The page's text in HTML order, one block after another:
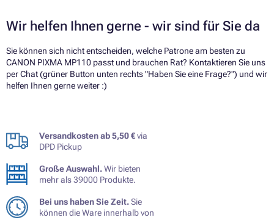
Wir helfen Ihnen gerne - wir sind für Sie da
Sie können sich nicht entscheiden, welche Patrone am besten zu
CANON PIXMA MP110 passt und brauchen Rat? Kontaktieren Sie uns
per Chat (grüner Button unten rechts "Haben Sie eine Frage?") und wir
helfen Ihnen gerne weiter :)
Versandkosten ab 5,50 €via
DPD Pickup
Große Auswahl.Wir bieten
mehr als 39000 Produkte.
Bei uns haben Sie Zeit.Sie
können die Ware innerhalb von